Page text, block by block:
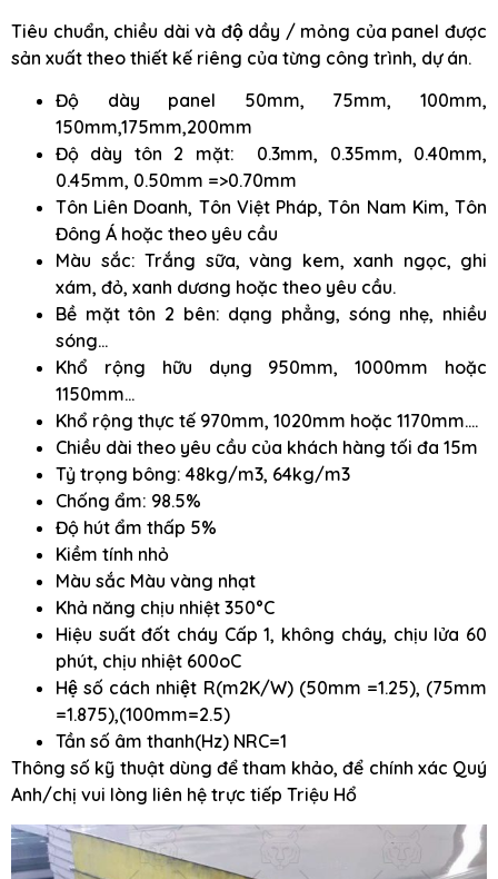
Tiêu chuẩn, chiều dài và độ dầy / mỏng của panel được
sản xuất theo thiết kế riêng của từng công trình, dự án.
Độ dày panel 50mm, 75mm, 100mm,
150mm,175mm,200mm
Độ dày tôn 2 mặt: 0.3mm, 0.35mm, 0.40mm,
0.45mm, 0.50mm =>0.70mm
Tôn Liên Doanh, Tôn Việt Pháp, Tôn Nam Kim, Tôn
Đông Á hoặc theo yêu cầu
Màu sắc: Trắng sữa, vàng kem, xanh ngọc, ghi
xám, đỏ, xanh dương hoặc theo yêu cầu.
Bề mặt tôn 2 bên: dạng phẳng, sóng nhẹ, nhiều
sóng…
Khổ rộng hữu dụng 950mm, 1000mm hoặc
1150mm…
Khổ rộng thực tế 970mm, 1020mm hoặc 1170mm….
Chiều dài theo yêu cầu của khách hàng tối đa 15m
Tỷ trọng bông: 48kg/m3, 64kg/m3
Chống ẩm: 98.5%
Độ hút ẩm thấp 5%
Kiềm tính nhỏ
Màu sắc Màu vàng nhạt
Khả năng chịu nhiệt 350°C
Hiệu suất đốt cháy Cấp 1, không cháy, chịu lửa 60
phút, chịu nhiệt 600oC
Hệ số cách nhiệt R(m2K/W) (50mm =1.25), (75mm
=1.875),(100mm=2.5)
Tần số âm thanh(Hz) NRC=1
Thông số kỹ thuật dùng để tham khảo, để chính xác Quý
Anh/chị vui lòng liên hệ trực tiếp Triệu Hổ